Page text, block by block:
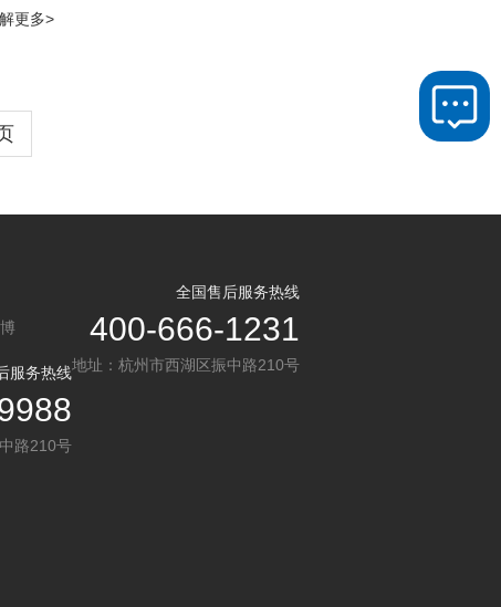
更多>
全国售后服务热线
400-666-1231
地址：杭州市西湖区振中路210号
服务热线
路210号